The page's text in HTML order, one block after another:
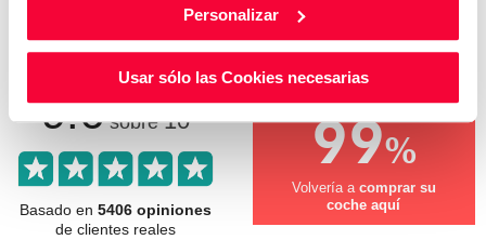
Personalizar
Usar sólo las Cookies necesarias
Conoce lo que opinan y cómo nos valoran nuestros
clientes.
9.6sobre10
Basado en 5406 opiniones
de clientes reales
99%
Volvería a comprar su
coche aquí